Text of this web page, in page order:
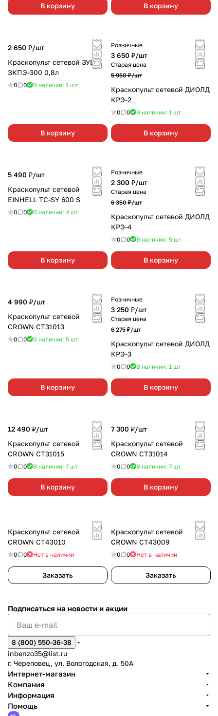
В корзину В корзину
2 650 ₽/шт
Краскопульт сетевой ЗУБР
ЗКПЭ-300 0,8л
0 0 В наличии: 1 шт
В корзину
Розничные
3 650 ₽/шт
Старая цена
5 950 ₽/шт
Краскопульт сетевой ДИОЛД
КРЭ-2
0 0 В наличии: 1 шт
В корзину
5 490 ₽/шт
Краскопульт сетевой
EINHELL TC-SY 600 S
0 0 В наличии: 4 шт
В корзину
Розничные
2 300 ₽/шт
Старая цена
6 350 ₽/шт
Краскопульт сетевой ДИОЛД
КРЭ-4
0 0 В наличии: 5 шт
В корзину
4 990 ₽/шт
Краскопульт сетевой
CROWN CT31013
0 0 В наличии: 5 шт
В корзину
Розничные
3 250 ₽/шт
Старая цена
6 275 ₽/шт
Краскопульт сетевой ДИОЛД
КРЭ-3
0 0 В наличии: 1 шт
В корзину
12 490 ₽/шт
Краскопульт сетевой
CROWN СТ31015
0 0 В наличии: 7 шт
В корзину
7 300 ₽/шт
Краскопульт сетевой
CROWN CT31014
0 0 В наличии: 7 шт
В корзину
Краскопульт сетевой
CROWN CT43010
0 0 Нет в наличии
Заказать
Краскопульт сетевой
CROWN CT43009
0 0 Нет в наличии
Заказать
Подписаться на новости и акции
8 (800) 550-36-38
inbenzo35@list.ru
г. Череповец, ул. Вологодская, д. 50А
Интернет-магазин
Компания
Информация
Помощь